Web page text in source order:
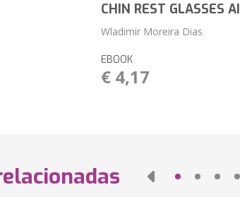
CHIN REST GLASSES AI
Wladimir Moreira Dias
EBOOK
€ 4,17